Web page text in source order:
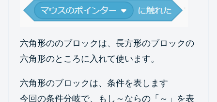
六角形ののブロックは、長方形のブロックの
六角形のところに入れて使います。
六角形のブロックは、条件を表します
今回の条件分岐で、もし～ならの「～」を表